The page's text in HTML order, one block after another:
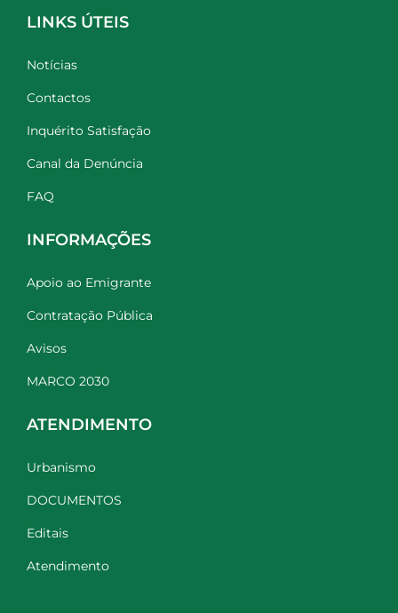
LINKS ÚTEIS
Notícias
Contactos
Inquérito Satisfação
Canal da Denúncia
FAQ
INFORMAÇÕES
Apoio ao Emigrante
Contratação Pública
Avisos
MARCO 2030
ATENDIMENTO
Urbanismo
DOCUMENTOS
Editais
Atendimento